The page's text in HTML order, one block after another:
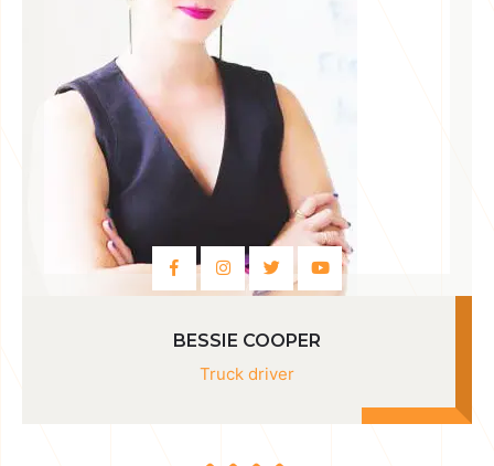
BESSIE COOPER
Truck driver